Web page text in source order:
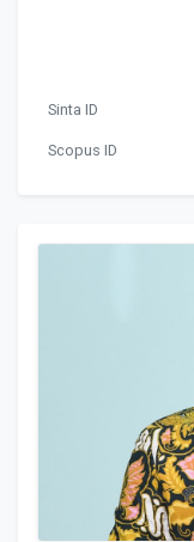
Sinta ID
Scopus ID